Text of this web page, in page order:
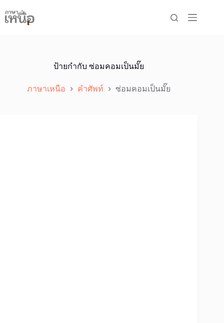
to
content
ป้ายกำกับ ซ่อมคอมเป็นมั๊ย
ภาษาเหนือ คำศัพท์ ซ่อมคอมเป็นมั๊ย